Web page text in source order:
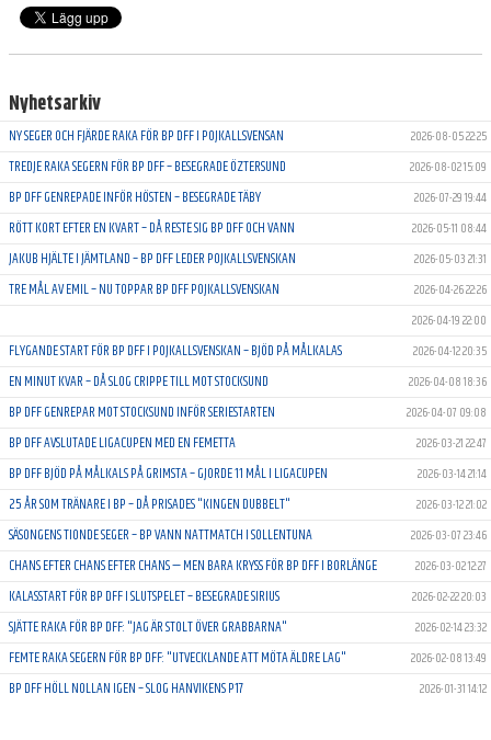
Nyhetsarkiv
NY SEGER OCH FJÄRDE RAKA FÖR BP DFF I POJKALLSVENSAN 2026-08-05 22:25
TREDJE RAKA SEGERN FÖR BP DFF – BESEGRADE ÖZTERSUND 2026-08-02 15:09
BP DFF GENREPADE INFÖR HÖSTEN – BESEGRADE TÄBY 2026-07-29 19:44
RÖTT KORT EFTER EN KVART – DÅ RESTE SIG BP DFF OCH VANN 2026-05-11 08:44
JAKUB HJÄLTE I JÄMTLAND – BP DFF LEDER POJKALLSVENSKAN 2026-05-03 21:31
TRE MÅL AV EMIL – NU TOPPAR BP DFF POJKALLSVENSKAN
2026-04-26 22:26
2026-04-19 22:00
FLYGANDE START FÖR BP DFF I POJKALLSVENSKAN – BJÖD PÅ MÅLKALAS 2026-04-12 20:35
EN MINUT KVAR – DÅ SLOG CRIPPE TILL MOT STOCKSUND 2026-04-08 18:36
BP DFF GENREPAR MOT STOCKSUND INFÖR SERIESTARTEN 2026-04-07 09:08
BP DFF AVSLUTADE LIGACUPEN MED EN FEMETTA 2026-03-21 22:47
BP DFF BJÖD PÅ MÅLKALS PÅ GRIMSTA – GJORDE 11 MÅL I LIGACUPEN 2026-03-14 21:14
25 ÅR SOM TRÄNARE I BP – DÅ PRISADES "KINGEN DUBBELT" 2026-03-12 21:02
SÄSONGENS TIONDE SEGER – BP VANN NATTMATCH I SOLLENTUNA 2026-03-07 23:46
CHANS EFTER CHANS EFTER CHANS — MEN BARA KRYSS FÖR BP DFF I BORLÄNGE 2026-03-02 12:27
KALASSTART FÖR BP DFF I SLUTSPELET – BESEGRADE SIRIUS 2026-02-22 20:03
SJÄTTE RAKA FÖR BP DFF: "JAG ÄR STOLT ÖVER GRABBARNA" 2026-02-14 23:32
FEMTE RAKA SEGERN FÖR BP DFF: "UTVECKLANDE ATT MÖTA ÄLDRE LAG" 2026-02-08 13:49
BP DFF HÖLL NOLLAN IGEN – SLOG HANVIKENS P17 2026-01-31 14:12